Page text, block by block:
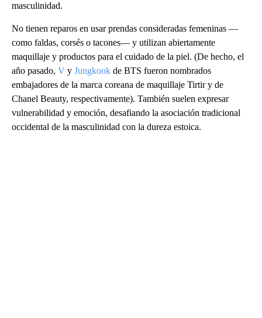
masculinidad.
No tienen reparos en usar prendas consideradas femeninas —
como faldas, corsés o tacones— y utilizan abiertamente
maquillaje y productos para el cuidado de la piel. (De hecho, el
año pasado, V y Jungkook de BTS fueron nombrados
embajadores de la marca coreana de maquillaje Tirtir y de
Chanel Beauty, respectivamente). También suelen expresar
vulnerabilidad y emoción, desafiando la asociación tradicional
occidental de la masculinidad con la dureza estoica.